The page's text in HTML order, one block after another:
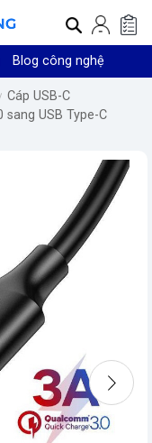
Blog công nghệ
Cáp USB-C